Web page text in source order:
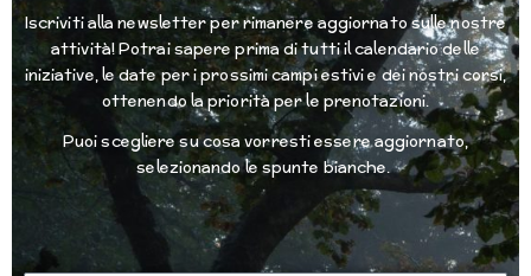
Iscriviti alla newsletter per rimanere aggiornato sulle nostre
attività! Potrai sapere prima di tutti il calendario delle
iniziative, le date per i prossimi campi estivi e dei nostri corsi,
ottenendo la priorità per le prenotazioni.
Puoi scegliere su cosa vorresti essere aggiornato,
selezionando le spunte bianche.